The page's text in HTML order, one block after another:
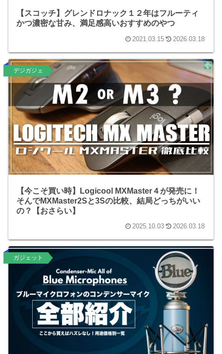
【スコッチ】グレンドロナック１２年はフルーティ
かつ濃密な甘み、満足感高いおすすめのやつ
2021.03.15 2026.03.18
デジガジェ
【今こそ買い時】Logicool MXMaster４が発売に！
そんでMXMaster2Sと3Sの比較、結局どっちがいい
の？【おさらい】
2025.10.03 2026.03.18
ガジェット